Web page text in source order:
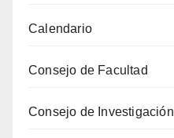
Calendario
Consejo de Facultad
Consejo de Investigación